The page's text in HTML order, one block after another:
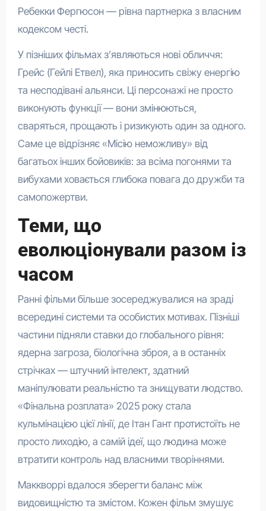
Ребекки Фергюсон — рівна партнерка з власним
кодексом честі.
У пізніших фільмах з’являються нові обличчя:
Грейс (Гейлі Етвел), яка приносить свіжу енергію
та несподівані альянси. Ці персонажі не просто
виконують функції — вони змінюються,
сваряться, прощають і ризикують один за одного.
Саме це відрізняє «Місію неможливу» від
багатьох інших бойовиків: за всіма погонями та
вибухами ховається глибока повага до дружби та
самопожертви.
Теми, що
еволюціонували разом із
часом
Ранні фільми більше зосереджувалися на зраді
всередині системи та особистих мотивах. Пізніші
частини підняли ставки до глобального рівня:
ядерна загроза, біологічна зброя, а в останніх
стрічках — штучний інтелект, здатний
маніпулювати реальністю та знищувати людство.
«Фінальна розплата» 2025 року стала
кульмінацією цієї лінії, де Ітан Гант протистоїть не
просто лиходію, а самій ідеї, що людина може
втратити контроль над власними творіннями.
Маккворрі вдалося зберегти баланс між
видовищністю та змістом. Кожен фільм змушує